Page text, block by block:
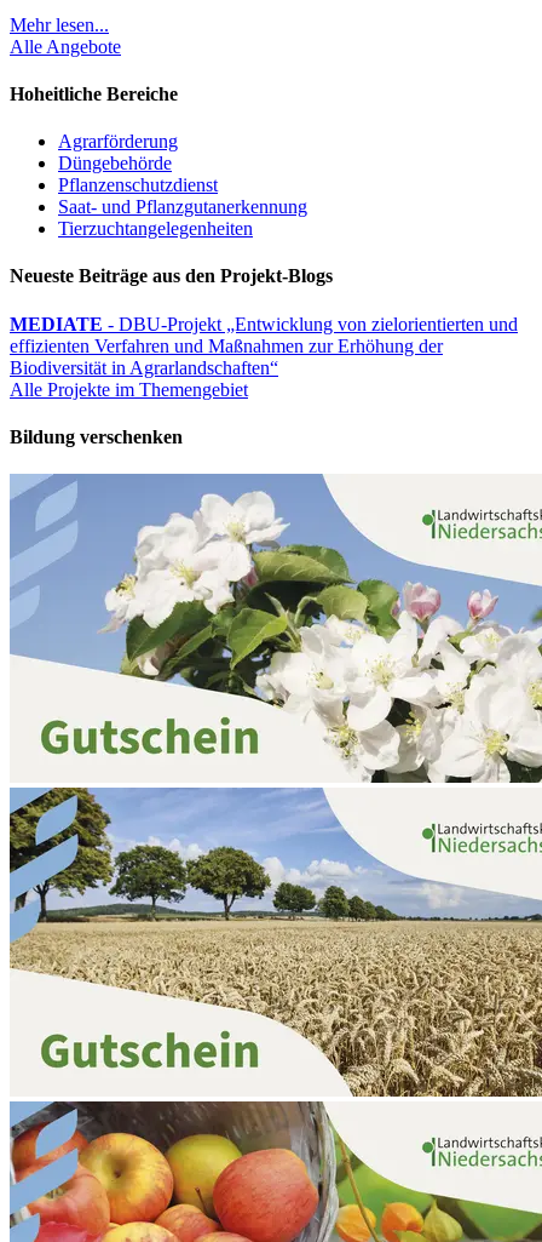
Mehr lesen...
Alle Angebote
Hoheitliche Bereiche
Agrarförderung
Düngebehörde
Pflanzenschutzdienst
Saat- und Pflanzgutanerkennung
Tierzuchtangelegenheiten
Neueste Beiträge aus den Projekt-Blogs
MEDIATE - DBU-Projekt „Entwicklung von zielorientierten und
effizienten Verfahren und Maßnahmen zur Erhöhung der
Biodiversität in Agrarlandschaften“
Alle Projekte im Themengebiet
Bildung verschenken